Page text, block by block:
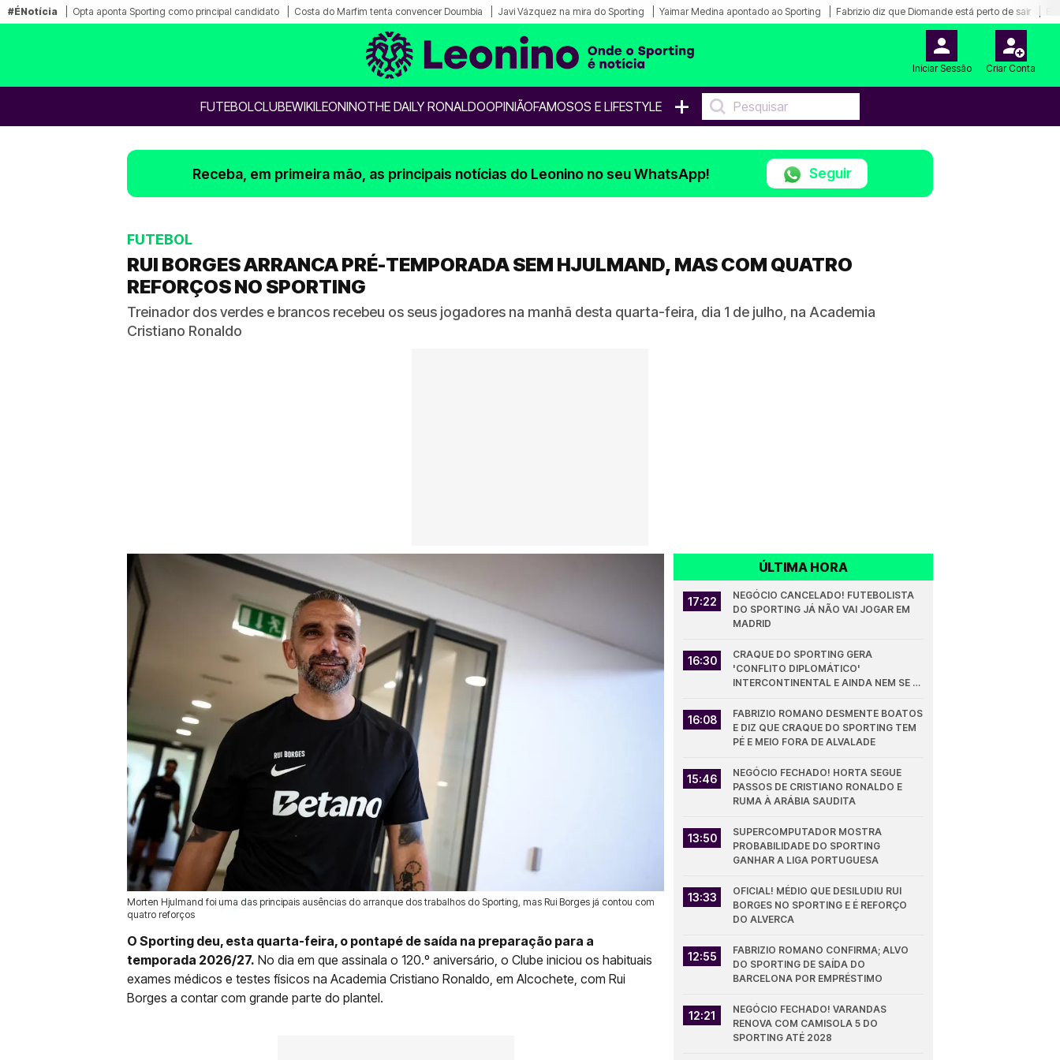
#ÉNotícia Opta aponta Sporting como principal candidato Costa do Marfim tenta convencer Doumbia Javi Vázquez na mira do Sporting Yaimar Medina apontado ao Sporting Fabrizio diz que Diomande está perto de sair
Iniciar Sessão Criar Conta
FUTEBOLCLUBEWIKILEONINOTHE DAILY RONALDOOPINIÃOFAMOSOS E LIFESTYLE +
Receba, em primeira mão, as principais notícias do Leonino no seu WhatsApp! Seguir
FUTEBOL
RUI BORGES ARRANCA PRÉ-TEMPORADA SEM HJULMAND, MAS COM QUATRO
REFORÇOS NO SPORTING
Treinador dos verdes e brancos recebeu os seus jogadores na manhã desta quarta-feira, dia 1 de julho, na Academia
Cristiano Ronaldo
Morten Hjulmand foi uma das principais ausências do arranque dos trabalhos do Sporting, mas Rui Borges já contou com
quatro reforços
01 Jul 2026 | 11:22 | 0
O Sporting deu, esta quarta-feira, o pontapé de saída na preparação para a
temporada 2026/27. No dia em que assinala o 120.º aniversário, o Clube iniciou os habituais
exames médicos e testes físicos na Academia Cristiano Ronaldo, em Alcochete, com Rui
Borges a contar com grande parte do plantel.
ÚLTIMA HORA
17:22
NEGÓCIO CANCELADO! FUTEBOLISTA
DO SPORTING JÁ NÃO VAI JOGAR EM
MADRID
16:30
CRAQUE DO SPORTING GERA
'CONFLITO DIPLOMÁTICO'
INTERCONTINENTAL E AINDA NEM SE
16:08
FABRIZIO ROMANO DESMENTE BOATOS
E DIZ QUE CRAQUE DO SPORTING TEM
PÉ E MEIO FORA DE ALVALADE
15:46
NEGÓCIO FECHADO! HORTA SEGUE
PASSOS DE CRISTIANO RONALDO E
RUMA À ARÁBIA SAUDITA
13:50
SUPERCOMPUTADOR MOSTRA
PROBABILIDADE DO SPORTING
GANHAR A LIGA PORTUGUESA
13:33
OFICIAL! MÉDIO QUE DESILUDIU RUI
BORGES NO SPORTING E É REFORÇO
DO ALVERCA
12:55
FABRIZIO ROMANO CONFIRMA; ALVO
DO SPORTING DE SAÍDA DO
BARCELONA POR EMPRÉSTIMO
12:21
NEGÓCIO FECHADO! VARANDAS
RENOVA COM CAMISOLA 5 DO
SPORTING ATÉ 2028